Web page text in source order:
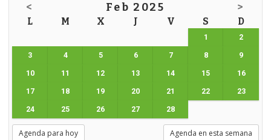
< Feb 2025 >
L M X J V S D
1 2
3 4 5 6 7 8 9
10 11 12 13 14 15 16
17 18 19 20 21 22 23
24 25 26 27 28
Agenda para hoy Agenda en esta semana